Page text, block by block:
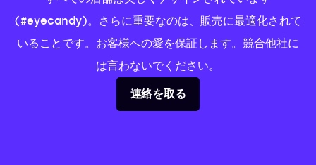
(#eyecandy)。さらに重要なのは、販売に最適化されて
いることです。お客様への愛を保証します。競合他社に
は言わないでください。
連絡を取る